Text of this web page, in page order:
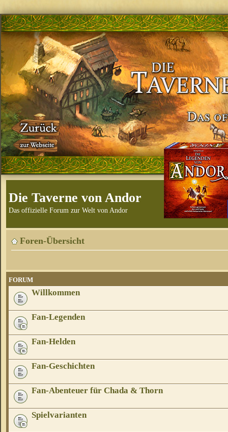
Die Taverne von Andor
Das offizielle Forum zur Welt von Andor
Foren-Übersicht
FORUM
Willkommen
Fan-Legenden
Fan-Helden
Fan-Geschichten
Fan-Abenteuer für Chada & Thorn
Spielvarianten